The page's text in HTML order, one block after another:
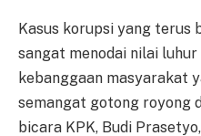
Kasus korupsi yang terus
sangat menodai nilai
kebanggaan masyarakat
semangat gotong royong
bicara KPK, Budi